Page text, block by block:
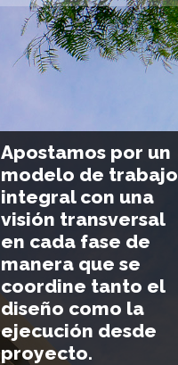
Apostamos por un
modelo de trabajo
integral con una
visión transversal
en cada fase de
manera que se
coordine tanto el
diseño como la
ejecución desde
proyecto.